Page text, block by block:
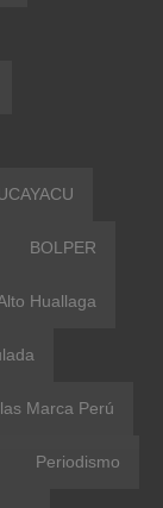
BOLPER
Huallaga
Marca Perú
Periodismo